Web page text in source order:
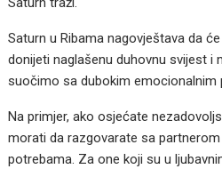
Saturn u Ribama nagovještava da
donijeti naglašenu duhovnu svijest i
suočimo sa dubokim emocionalnim
Na primjer, ako osjećate
morati da razgovarate sa
potrebama. Za one koji su u